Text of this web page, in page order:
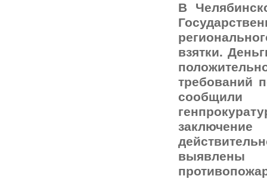
В
взятки.
требований